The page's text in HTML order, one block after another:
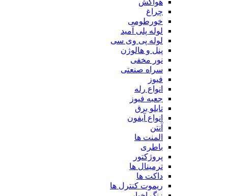
هواکش
چراغ
خورطومی
لوله پلی آمید
لوله پی وی سی
پنل و هالوژن
نور مخفی
سراه صنعتی
فیوز
انواع رله
جعبه فیوز
تابلو برق
انواع آیفون
آنتن
المنت ها
باطری
پروژکتور
ترمینال ها
داکت ها
ریموت کنترل ها